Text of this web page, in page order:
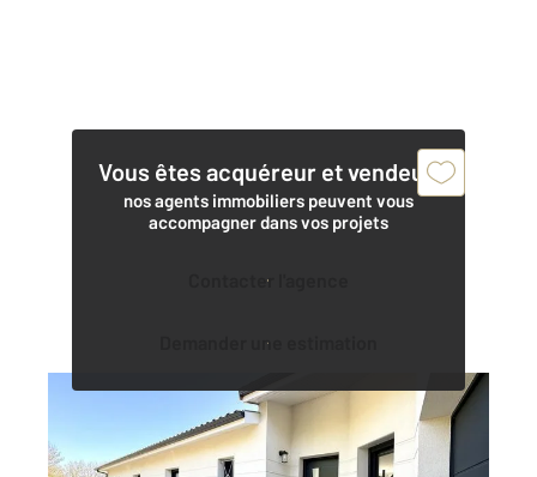
Vous êtes acquéreur et vendeur,
nos agents immobiliers peuvent vous
accompagner dans vos projets
Contacter l'agence
Demander une estimation
, 4 pièces
Ref : 5716